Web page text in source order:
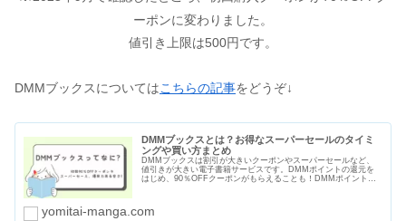
ーポンに変わりました。
値引き上限は500円です。
DMMブックスについてはこちらの記事をどうぞ↓
DMMブックスとは？お得なスーパーセールのタイミ
ングや買い方まとめ
DMMブックスは割引が大きいクーポンやスーパーセールなど、
値引きが大きい電子書籍サービスです。DMMポイントの還元を
はじめ、90％OFFクーポンがもらえることも！DMMポイントは
yomitai-manga.com